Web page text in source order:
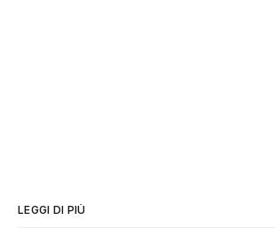
LEGGI DI PIÙ